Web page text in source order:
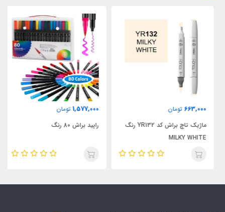
663,000 تومان
ماژیک تاچ براش کد YR132 رنگ
MILKY WHITE
1,577,000 تومان
راپید براش 80 رنگ